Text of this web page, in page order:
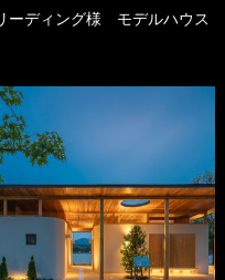
ーディング様 モデルハウス